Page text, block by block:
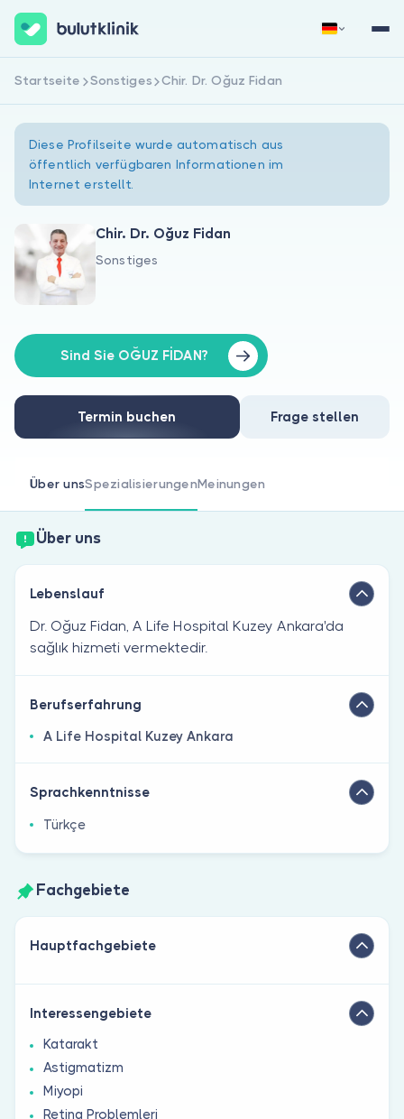
Über uns
Für Patienten
Für Ärzte
Jetzt registrieren Anmelden
Startseite Sonstiges Chir. Dr. Oğuz Fidan
Diese Profilseite wurde automatisch aus
öffentlich verfügbaren Informationen im
Internet erstellt.
Chir. Dr. Oğuz Fidan
Sonstiges
Sind Sie OĞUZ FİDAN?
Termin buchen Frage stellen
Über unsSpezialisierungenMeinungen
Über uns
Lebenslauf
Dr. Oğuz Fidan, A Life Hospital Kuzey Ankara'da
sağlık hizmeti vermektedir.
Berufserfahrung
A Life Hospital Kuzey Ankara
Sprachkenntnisse
Türkçe
Fachgebiete
Hauptfachgebiete
Interessengebiete
Katarakt
Astigmatizm
Miyopi
Retina Problemleri